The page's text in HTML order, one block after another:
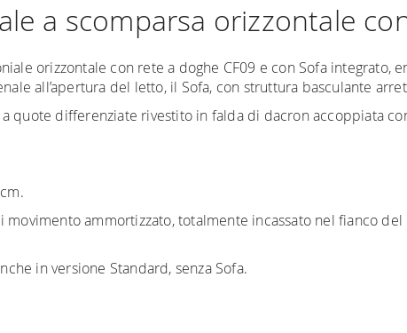
a scomparsa orizzontale
orizzontale con rete a doghe CF09 e con Sofa integrato,
all’apertura del letto, il Sofa, con struttura basculante
quote differenziate rivestito in falda di dacron accoppiata
ammortizzato, totalmente incassato nel fianco
in versione Standard, senza Sofa.